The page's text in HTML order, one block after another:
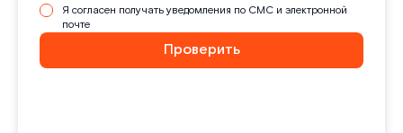
Я согласен получать уведомления по СМС и электронной
почте
Проверить